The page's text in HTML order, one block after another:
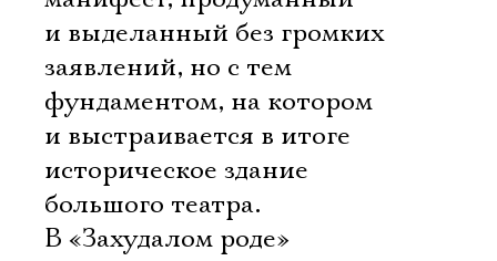
и выделанный без громких
заявлений, но с тем
фундаментом, на котором
и выстраивается в итоге
историческое здание
большого театра.
В «Захудалом роде»